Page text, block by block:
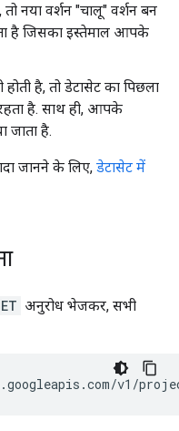
नया वर्शन "चालू" वर्शन बन
है जिसका इस्तेमाल आपके
है, तो डेटासेट का पिछला
है. साथ ही, आपके
जाता है.
जानने के लिए, डेटासेट में
अनुरोध भेजकर, सभी
v1/